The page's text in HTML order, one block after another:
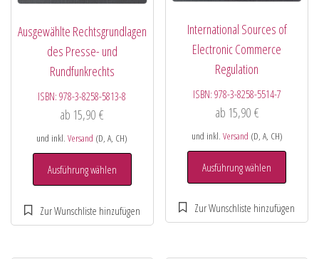
Ausgewählte Rechtsgrundlagen
des Presse- und
Rundfunkrechts
ISBN:978-3-8258-5813-8
ab 15,90€
und inkl.Versand (D, A, CH)
Ausführung wählen
International Sources of
Electronic Commerce
Regulation
ISBN: 978-3-8258-5514-7
ab 15,90 €
und inkl. Versand (D, A, CH)
Ausführung wählen